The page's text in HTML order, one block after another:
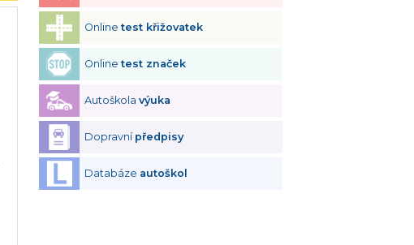
Onlinetest křižovatek
Onlinetest značek
Autoškolavýuka
Dopravní předpisy
Databáze autoškol